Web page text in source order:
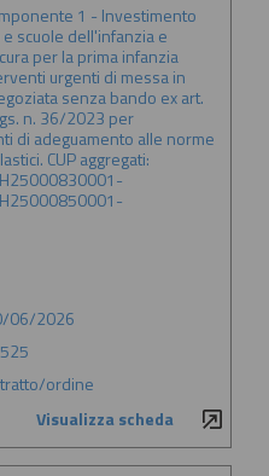
1 - Investimento
scuole dell'infanzia e
per la prima infanzia
urgenti di messa in
senza bando ex art.
n. 36/2023 per
di adeguamento alle norme
CUP aggregati:
06/2026
ordine
Visualizza scheda